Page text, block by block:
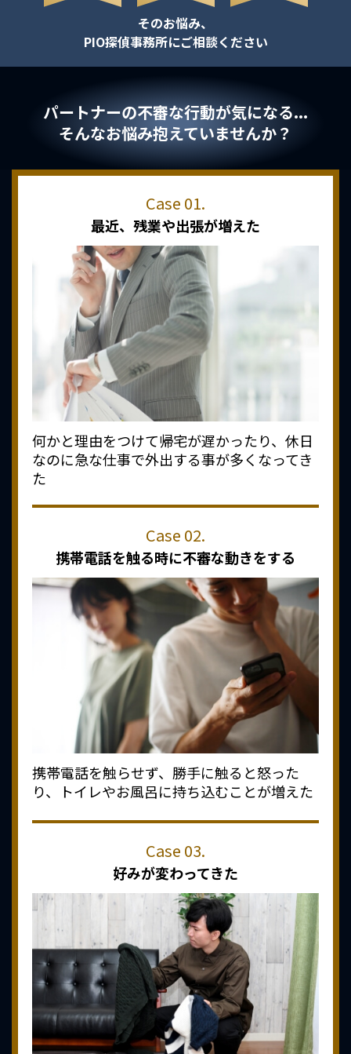
そのお悩み、
PIO探偵事務所にご相談ください
パートナーの不審な行動が気になる...
そんなお悩み抱えていませんか？
最近、 残業や出張が増えた
何かと理由をつけて帰宅が遅かったり、休日
なのに急な仕事で外出する事が多くなってき
た
携帯電話を触る時に不審な動きをする
携帯電話を触らせず、勝手に触ると怒った
り、トイレやお風呂に持ち込むことが増えた
好みが変わってきた